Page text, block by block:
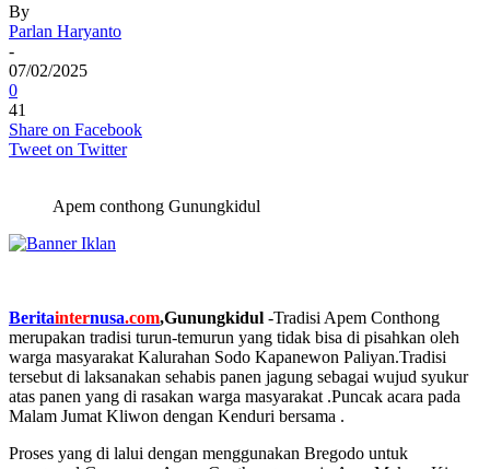
By
Parlan Haryanto
-
07/02/2025
0
41
Share on Facebook
Tweet on Twitter
Apem conthong Gunungkidul
Beritainternusa.com,Gunungkidul -Tradisi Apem Conthong
merupakan tradisi turun-temurun yang tidak bisa di pisahkan oleh
warga masyarakat Kalurahan Sodo Kapanewon Paliyan.Tradisi
tersebut di laksanakan sehabis panen jagung sebagai wujud syukur
atas panen yang di rasakan warga masyarakat .Puncak acara pada
Malam Jumat Kliwon dengan Kenduri bersama .
Proses yang di lalui dengan menggunakan Bregodo untuk